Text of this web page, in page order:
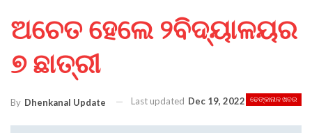
ଅଚେତ ହେଲେ ୨ବିଦ୍ୟାଳୟର
୭ ଛାତ୍ରୀ
ଢେଙ୍କାନାଳ ଖବର
By Dhenkanal Update Last updated Dec 19, 2022